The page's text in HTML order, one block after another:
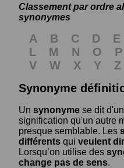
Classement par ordre
synonymes
A B C D E
L
M N O P
V
W X Y
Z
Synonyme
Un synonyme se dit
signification qu'un autre
presque semblable. Les
différents qui veulent
Lorsqu’on utilise des
change pas de sens.